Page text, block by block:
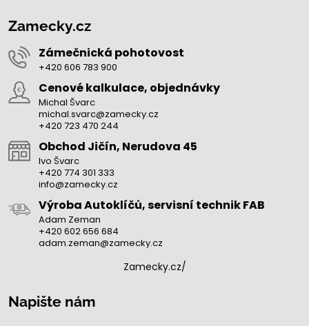
Zamecky.cz
Zámečnická pohotovost
+420 606 783 900
Cenové kalkulace, objednávky
Michal Švarc
michal.svarc@zamecky.cz
+420 723 470 244
Obchod Jičín, Nerudova 45
Ivo Švarc
+420 774 301 333
info@zamecky.cz
Výroba Autoklíčů, servisní technik FAB
Adam Zeman
+420 602 656 684
adam.zeman@zamecky.cz
Zamecky.cz/
Napište nám